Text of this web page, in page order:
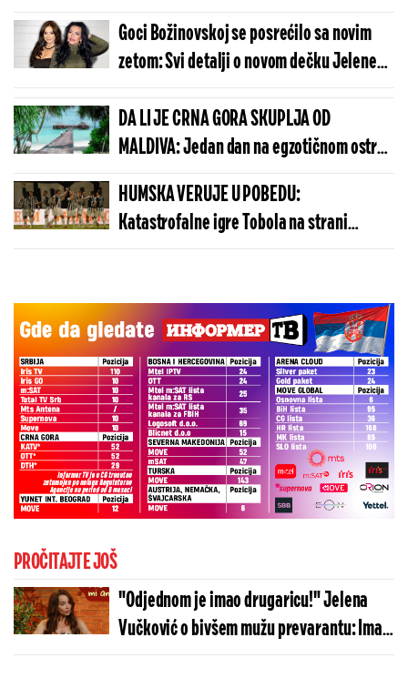
stigla iz Amerike
Goci Božinovskoj se posrećilo sa novim
zetom: Svi detalji o novom dečku Jelene
Vučković
DA LI JE CRNA GORA SKUPLJA OD
MALDIVA: Jedan dan na egzotičnom ostrvu
može da košta manje nego u Budvi
HUMSKA VERUJE U POBEDU:
Katastrofalne igre Tobola na strani
ulivaju samopouzdanje Partizanu
PROČITAJTE JOŠ
"Odjednom je imao drugaricu!" Jelena
Vučković o bivšem mužu prevarantu: Imao
aferu sa drugom pa joj uništio i posao?